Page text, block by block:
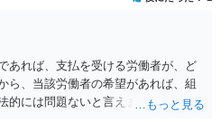
あれば、支払を受ける労働者が、ど
ら、当該労働者の希望があれば、組
的には問題ないと言えます。 ただ